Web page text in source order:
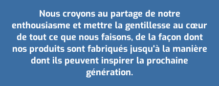
Nous croyons au partage de notre
enthousiasme et mettre la gentillesse au cœur
de tout ce que nous faisons, de la façon dont
nos produits sont fabriqués jusqu'à la manière
dont ils peuvent inspirer la prochaine
génération.